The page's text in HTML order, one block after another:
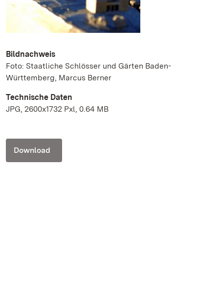
Bildnachweis
Foto: Staatliche Schlösser und Gärten Baden-
Württemberg, Marcus Berner
Technische Daten
JPG, 2600x1732 Pxl, 0.64 MB
Download